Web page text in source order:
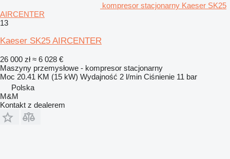
kompresor stacjonarny Kaeser SK25
AIRCENTER
13
Kaeser SK25 AIRCENTER
26 000 zł ≈ 6 028 €
Maszyny przemysłowe - kompresor stacjonarny
Moc 20.41 KM (15 kW) Wydajność 2 l/min Ciśnienie 11 bar
Polska
M&M
Kontakt z dealerem